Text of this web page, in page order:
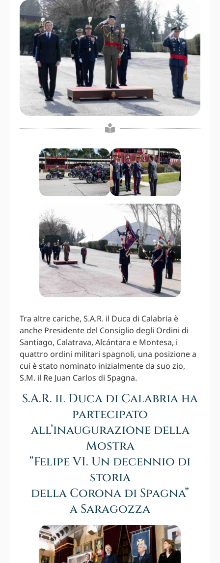
Tra altre cariche, S.A.R. il Duca di Calabria è
anche Presidente del Consiglio degli Ordini di
Santiago, Calatrava, Alcántara e Montesa, i
quattro ordini militari spagnoli, una posizione a
cui è stato nominato inizialmente da suo zio,
S.M. il Re Juan Carlos di Spagna.
S.A.R. il Duca di Calabria ha
partecipato
all’inaugurazione della
Mostra
“Felipe VI. Un decennio di
storia
della Corona di Spagna”
a Saragozza